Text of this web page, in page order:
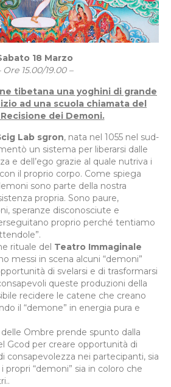
18 Marzo
Ore 15.00/19.00 –
tibetana una yoghini di grande
ad una scuola chiamata del
dei Demoni.
Lab sgron, nata nel 1055 nel sud-
un sistema per liberarsi dalle
e dell’ego grazie al quale nutriva i
il proprio corpo. Come spiega
sono parte della nostra
propria. Sono paure,
speranze disconosciute e
proprio perché tentiamo
rituale del Teatro Immaginale
messi in scena alcuni “demoni”
di svelarsi e di trasformarsi
queste produzioni della
recidere le catene che creano
il “demone” in energia pura e
Ombre prende spunto dalla
Gcod per creare opportunità di
consapevolezza nei partecipanti, sia
“demoni” sia in coloro che